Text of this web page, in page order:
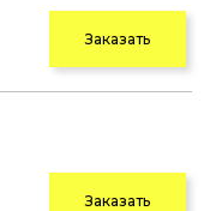
Заказать
Заказать